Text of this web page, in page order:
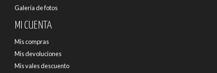
Galería de fotos
MI CUENTA
Mis compras
Mis devoluciones
Mis vales descuento